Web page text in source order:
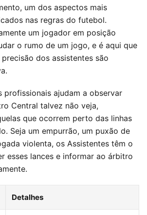
um dos aspectos mais
nas regras do futebol.
um jogador em posição
o rumo de um jogo, e é aqui que
dos assistentes são
profissionais ajudam a observar
Central talvez não veja,
que ocorrem perto das linhas
Seja um empurrão, um puxão de
violenta, os Assistentes têm o
esses lances e informar ao árbitro
Detalhes